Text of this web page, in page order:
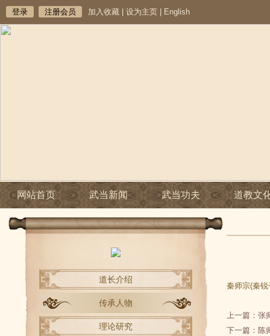
登录 注册会员 加入收藏 设为主页 English
网站首页 武当新闻 武当功夫 道教文
道长介绍
传承人物
理论研究
秦师宗(秦锐
上一篇： 张
下一篇： 陈